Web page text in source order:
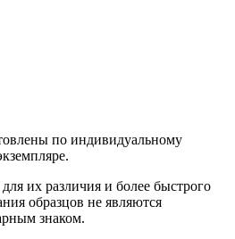
по индивидуальному
их различия и более быстрого
образцов не являются
знаком.